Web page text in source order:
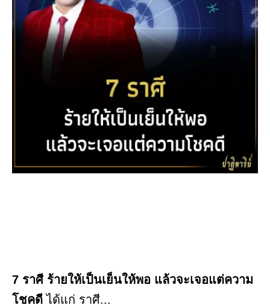
7 ราศี ร้ายให้เป็นเย็นให้พอ แล้วจะเจอแต่ความ
โชคดี ได้แก่ ราศี...